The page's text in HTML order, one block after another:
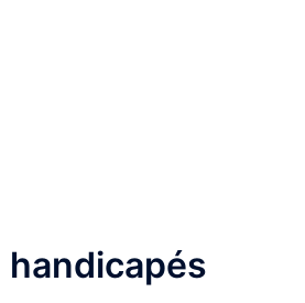
handicapés